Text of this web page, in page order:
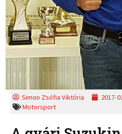
Simon Zsófia Viktória 2017-
Motorsport